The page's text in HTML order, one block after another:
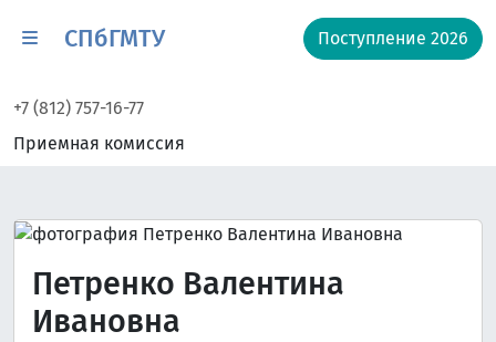
СПбГМТУ Поступление 2026
+7 (812) 757-16-77
Приемная комиссия
Петренко Валентина
Ивановна